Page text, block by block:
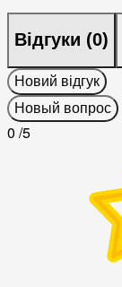
Відгуки (0)
Новий відгук
Новый вопрос
0 /5